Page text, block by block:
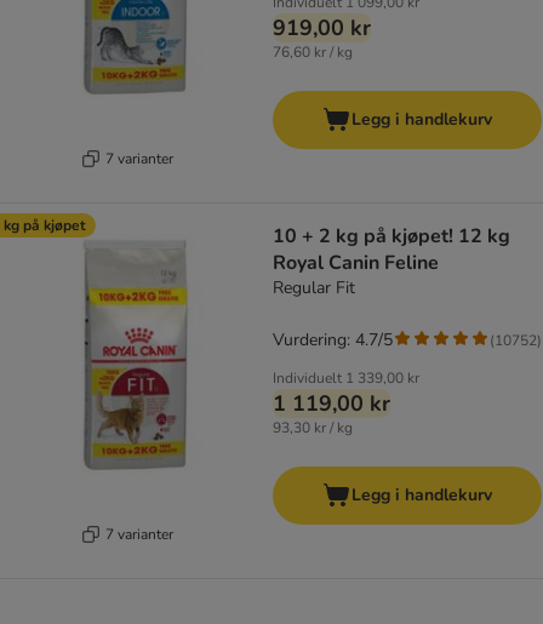
7 varianter
919,00 kr
76,60 kr / kg
Legg i handlekurv
kg på kjøpet
7 varianter
10 + 2 kg på kjøpet! 12 kg
Royal Canin Feline
Regular Fit
Individuelt 1 339,00 kr
1 119,00 kr
93,30 kr / kg
Vurdering: 4.7/5 (10752)
Legg i handlekurv